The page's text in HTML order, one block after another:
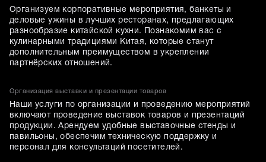
Организуем корпоративные мероприятия, банкеты и
деловые ужины в лучших ресторанах, предлагающих
разнообразие китайской кухни. Познакомим вас с
кулинарными традициями Китая, которые станут
дополнительным преимуществом в укреплении
партнёрских отношений.
Организация выставки и презентации товаров
Наши услуги по организации и проведению мероприятий
включают проведение выставок товаров и презентаций
продукции. Арендуем удобные выставочные стенды и
павильоны, обеспечим техническую поддержку и
персонал для консультаций посетителей.